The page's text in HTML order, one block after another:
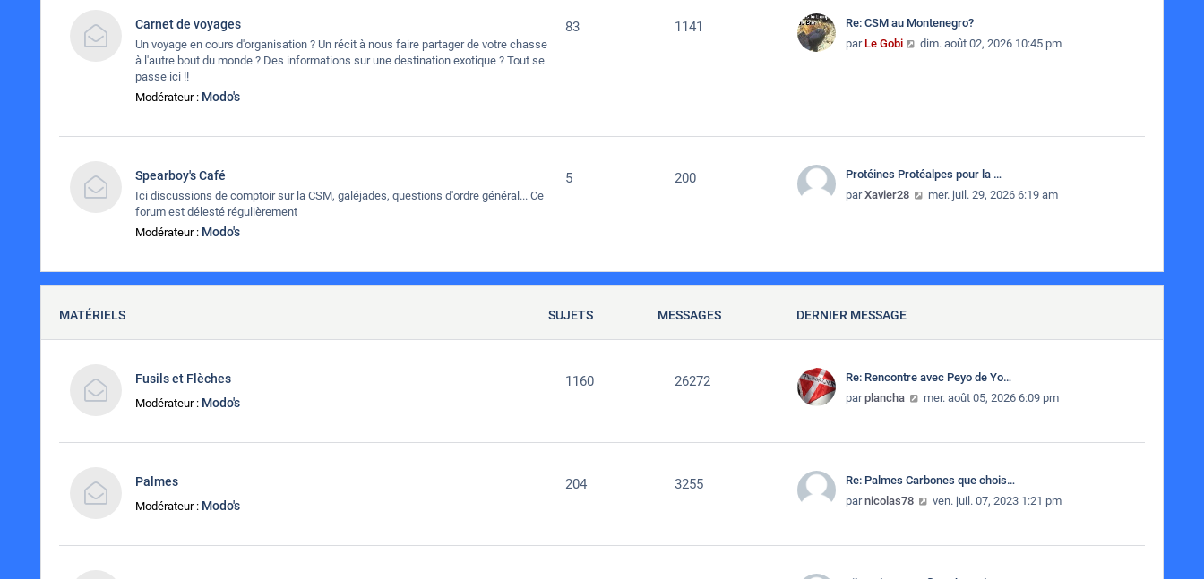
Carnet de voyages
Un voyage en cours d'organisation ? Un récit à nous faire partager de votre chasse
à l'autre bout du monde ? Des informations sur une destination exotique ? Tout se
passe ici !!
Modérateur : Modo's
83 1141
Re: CSM au Montenegro?
par Le Gobi Consulter le dernier message
dim. août 02, 2026 10:45 pm
Spearboy's Café
Ici discussions de comptoir sur la CSM, galéjades, questions d'ordre général... Ce
forum est délesté régulièrement
Modérateur : Modo's
5 200
Protéines Protéalpes pour la …
parXavier28 Consulter le dernier message
mer. juil. 29, 2026 6:19 am
MATÉRIELS SUJETS MESSAGES DERNIER MESSAGE
Fusils et Flèches
Modérateur : Modo's
1160 26272
Re: Rencontre avec Peyo de Yo…
parplancha Consulter le dernier message
mer. août 05, 2026 6:09 pm
Palmes
Modérateur : Modo's
204 3255
Re: Palmes Carbones que chois…
parnicolas78 Consulter le dernier message
ven. juil. 07, 2023 1:21 pm